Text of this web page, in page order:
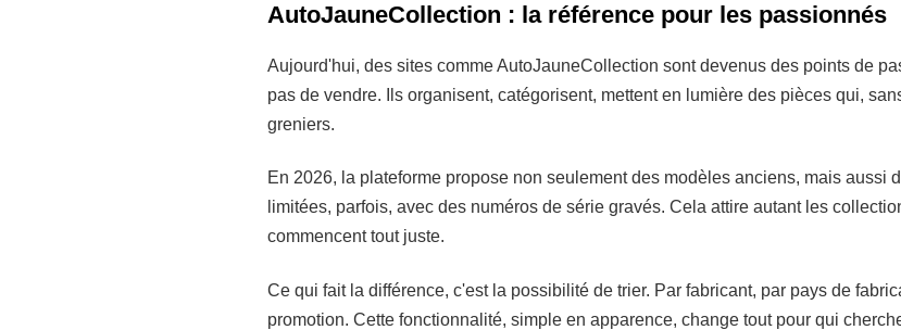
AutoJauneCollection : la référence pour les passionnés
Aujourd'hui, des sites comme AutoJauneCollection sont devenus des points de
pas de vendre. Ils organisent, catégorisent, mettent en lumière des pièces qui,
greniers.
En 2026, la plateforme propose non seulement des modèles anciens, mais aussi
limitées, parfois, avec des numéros de série gravés. Cela attire autant les
commencent tout juste.
Ce qui fait la différence, c'est la possibilité de trier. Par fabricant, par pays de
promotion. Cette fonctionnalité, simple en apparence, change tout pour qui